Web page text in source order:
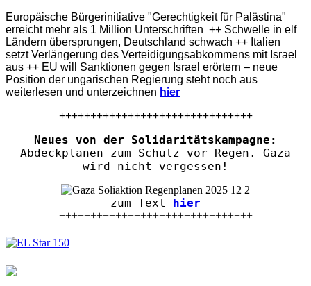
Europäische Bürgerinitiative "Gerechtigkeit für Palästina"
erreicht mehr als 1 Million Unterschriften ++ Schwelle in elf
Ländern übersprungen, Deutschland schwach ++ Italien
setzt Verlängerung des Verteidigungsabkommens mit Israel
aus ++ EU will Sanktionen gegen Israel erörtern – neue
Position der ungarischen Regierung steht noch aus
weiterlesen und unterzeichnen hier
+++++++++++++++++++++++++++++++
Neues von der Solidaritätskampagne:
Abdeckplanen zum Schutz vor Regen. Gaza
wird nicht vergessen!
zum Text hier
+++++++++++++++++++++++++++++++